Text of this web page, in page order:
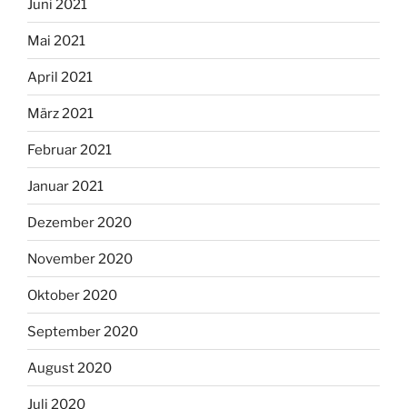
Juni 2021
Mai 2021
April 2021
März 2021
Februar 2021
Januar 2021
Dezember 2020
November 2020
Oktober 2020
September 2020
August 2020
Juli 2020